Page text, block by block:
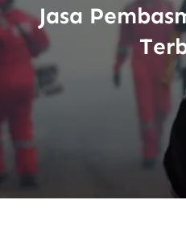
Jasa